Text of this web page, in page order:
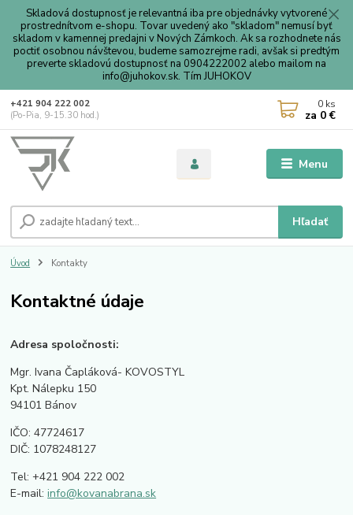
Skladová dostupnosť je relevantná iba pre objednávky vytvorené
prostrednítvom e-shopu. Tovar uvedený ako "skladom" nemusí byť
skladom v kamennej predajni v Nových Zámkoch. Ak sa rozhodnete nás
poctiť osobnou návštevou, budeme samozrejme radi, avšak si predtým
preverte skladovú dostupnosť na 0904222002 alebo mailom na
info@juhokov.sk. Tím JUHOKOV
Menu
Hľadať
+421 904 222 002
(Po-Pia, 9-15.30 hod.)
0 ks
za 0 €
Úvod Kontakty
Kontaktné údaje
Adresa spoločnosti:
Mgr. Ivana Čapláková- KOVOSTYL
Kpt. Nálepku 150
94101 Bánov
IČO: 47724617
DIČ: 1078248127
Tel: +421 904 222 002
E-mail:info@kovanabrana.sk